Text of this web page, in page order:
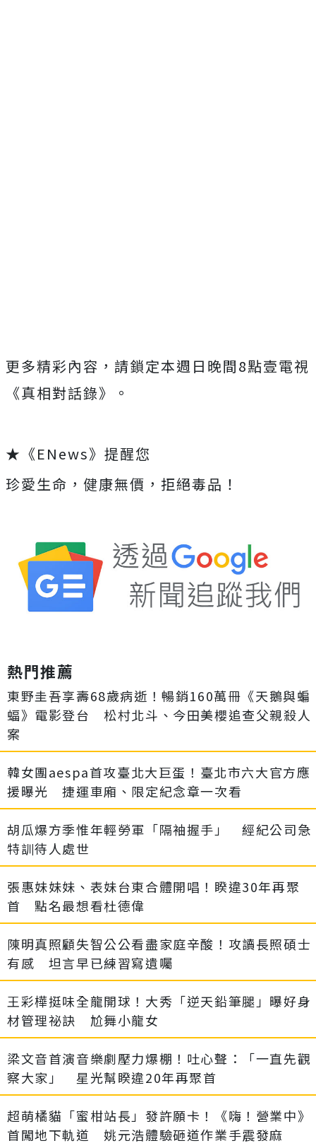
更多精彩內容， 請鎖定本週日晚間8點壹電視
《真相對話錄》。
★《ENews》提醒您
珍愛生命，健康無價，拒絕毒品！
熱門推薦
東野圭吾享壽68歲病逝！暢銷160萬冊《天鵝與蝙
蝠》電影登台 松村北斗、今田美櫻追查父親殺人
案
韓女團aespa首攻臺北大巨蛋！臺北市六大官方應
援曝光 捷運車廂、限定紀念章一次看
胡瓜爆方季惟年輕勞軍「隔袖握手」 經紀公司急
特訓待人處世
張惠妹妹妹、表妹台東合體開唱！睽違30年再聚
首 點名最想看杜德偉
陳明真照顧失智公公看盡家庭辛酸！攻讀長照碩士
有感 坦言早已練習寫遺囑
王彩樺挺味全龍開球！大秀「逆天鉛筆腿」曝好身
材管理祕訣 尬舞小龍女
梁文音首演音樂劇壓力爆棚！吐心聲：「一直先觀
察大家」 星光幫睽違20年再聚首
超萌橘貓「蜜柑站長」發許願卡！《嗨！營業中》
首闖地下軌道 姚元浩體驗砸道作業手震發麻